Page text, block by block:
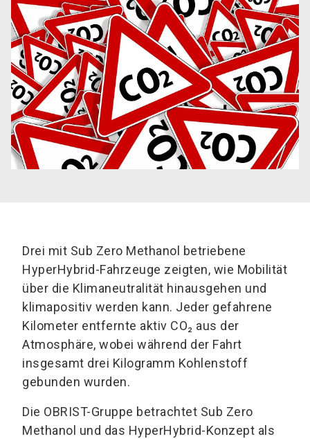
Drei mit Sub Zero Methanol betriebene
HyperHybrid-Fahrzeuge zeigten, wie Mobilität
über die Klimaneutralität hinausgehen und
klimapositiv werden kann. Jeder gefahrene
Kilometer entfernte aktiv CO₂ aus der
Atmosphäre, wobei während der Fahrt
insgesamt drei Kilogramm Kohlenstoff
gebunden wurden.
Die OBRIST-Gruppe betrachtet Sub Zero
Methanol und das HyperHybrid-Konzept als